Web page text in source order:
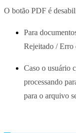
O botão PDF é
Para
Rejeitado / Erro
Caso o usuário
processando
para o arquivo